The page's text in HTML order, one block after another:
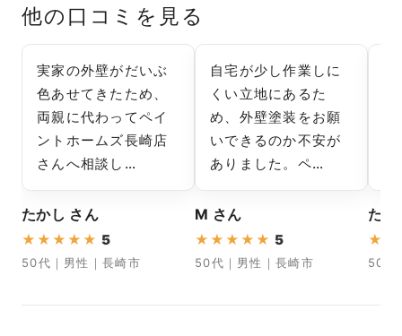
他の口コミを見る
実家の外壁がだいぶ
色あせてきたため、
両親に代わってペイ
ントホームズ長崎店
さんへ相談し…
たかし さん
★ ★ ★ ★ ★ 5
50代｜男性｜長崎市
自宅が少し作業しに
くい立地にあるた
め、外壁塗装をお願
いできるのか不安が
ありました。ペ…
M さん
★ ★ ★ ★ ★ 5
50代｜男性｜長崎市
たか
★
50代